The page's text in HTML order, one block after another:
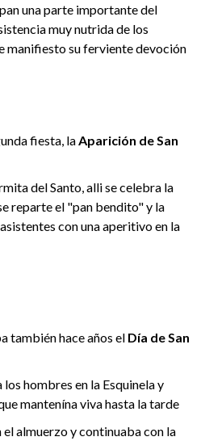
una parte importante del
muy nutrida de los
manifiesto su ferviente devoción
fiesta, la Aparición de San
del Santo, alli se celebra la
reparte el "pan bendito" y la
con una aperitivo en la
también hace años el Día de San
los hombres en la Esquinela y
mantenína viva hasta la tarde
almuerzo y continuaba con la